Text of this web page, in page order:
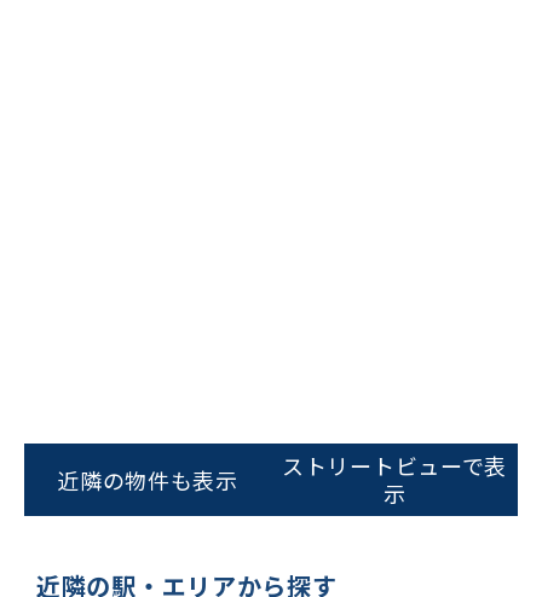
ビルコード：172272
をお伝えいただくと
近隣の物件も表示
ストリートビューで表
示
近隣の駅・エリアから探す